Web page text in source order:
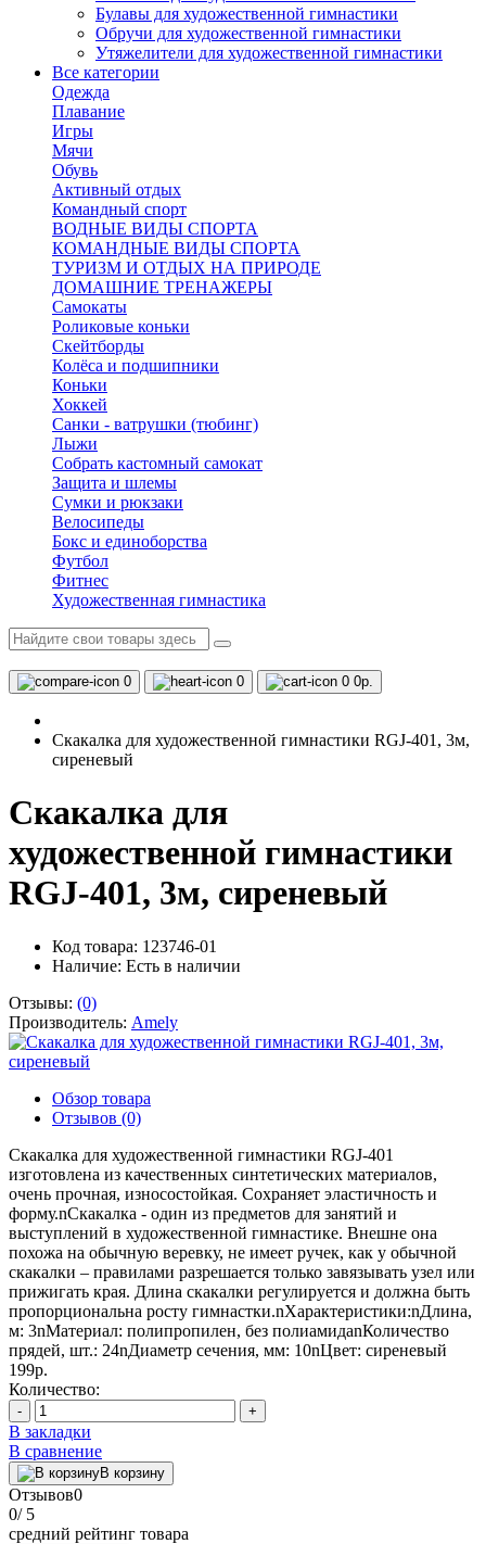
Булавы для художественной гимнастики
Обручи для художественной гимнастики
Утяжелители для художественной гимнастики
Все категории
Одежда
Плавание
Игры
Мячи
Обувь
Активный отдых
Командный спорт
ВОДНЫЕ ВИДЫ СПОРТА
КОМАНДНЫЕ ВИДЫ СПОРТА
ТУРИЗМ И ОТДЫХ НА ПРИРОДЕ
ДОМАШНИЕ ТРЕНАЖЕРЫ
Самокаты
Роликовые коньки
Скейтборды
Колёса и подшипники
Коньки
Хоккей
Санки - ватрушки (тюбинг)
Лыжи
Собрать кастомный самокат
Защита и шлемы
Сумки и рюкзаки
Велосипеды
Бокс и единоборства
Футбол
Фитнес
Художественная гимнастика
0 0 0 0р.
Скакалка для художественной гимнастики RGJ-401, 3м,
сиреневый
Скакалка для
художественной гимнастики
RGJ-401, 3м, сиреневый
Код товара: 123746-01
Наличие: Есть в наличии
Отзывы: (0)
Производитель: Amely
Обзор товара
Отзывов (0)
Скакалка для художественной гимнастики RGJ-401
изготовлена из качественных синтетических материалов,
очень прочная, износостойкая. Сохраняет эластичность и
форму.nСкакалка - один из предметов для занятий и
выступлений в художественной гимнастике. Внешне она
похожа на обычную веревку, не имеет ручек, как у обычной
скакалки – правилами разрешается только завязывать узел или
прижигать края. Длина скакалки регулируется и должна быть
пропорциональна росту гимнастки.nХарактеристики:nДлина,
м: 3nМатериал: полипропилен, без полиамидаnКоличество
прядей, шт.: 24nДиаметр сечения, мм: 10nЦвет: сиреневый
199р.
Количество:
- +
В закладки
В сравнение
В корзину
Отзывов0
0/ 5
средний рейтинг товара